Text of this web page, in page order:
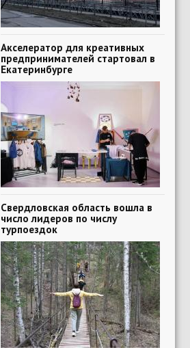
Акселератор для креативных
предпринимателей стартовал в
Екатеринбурге
Свердловская область вошла в
число лидеров по числу
турпоездок